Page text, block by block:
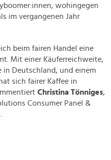
wohingegen
im vergangenen Jahr
beim fairen Handel eine
Mit einer Käuferreichweite,
Deutschland, und einem
sich fairer Kaffee in
Christina Tönniges,
Consumer Panel &